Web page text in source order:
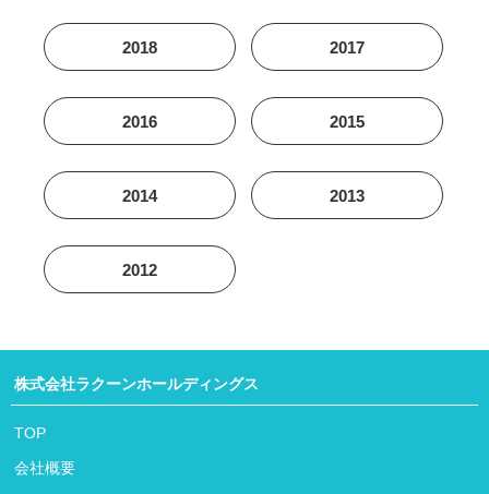
2018 2017
2016 2015
2014 2013
2012
株式会社ラクーンホールディングス
TOP
会社概要